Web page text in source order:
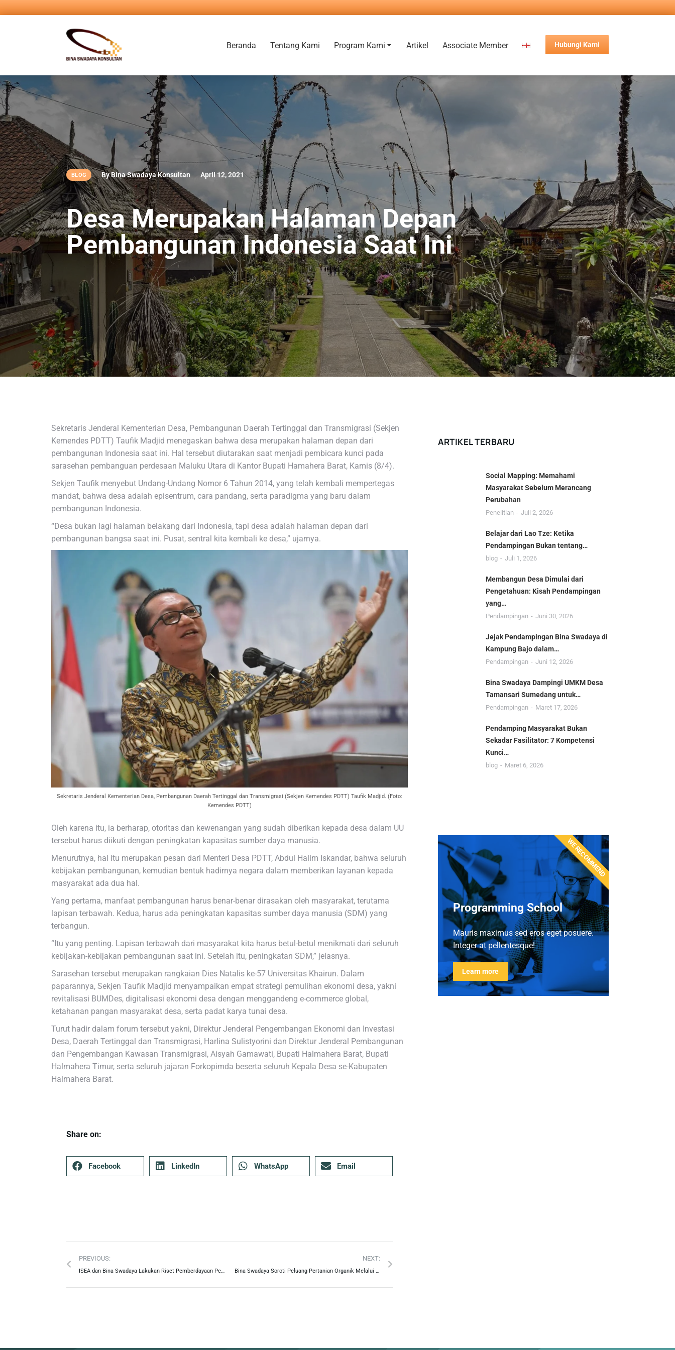
Beranda Tentang Kami Program Kami Artikel Associate Member Hubungi Kami
BLOG By Bina Swadaya Konsultan April 12, 2021
Desa Merupakan Halaman Depan
Pembangunan Indonesia Saat Ini
Sekretaris Jenderal Kementerian Desa, Pembangunan Daerah Tertinggal dan Transmigrasi (Sekjen
Kemendes PDTT) Taufik Madjid menegaskan bahwa desa merupakan halaman depan dari
pembangunan Indonesia saat ini. Hal tersebut diutarakan saat menjadi pembicara kunci pada
sarasehan pembanguan perdesaan Maluku Utara di Kantor Bupati Hamahera Barat, Kamis (8/4).
Sekjen Taufik menyebut Undang-Undang Nomor 6 Tahun 2014, yang telah kembali mempertegas
mandat, bahwa desa adalah episentrum, cara pandang, serta paradigma yang baru dalam
pembangunan Indonesia.
“Desa bukan lagi halaman belakang dari Indonesia, tapi desa adalah halaman depan dari
pembangunan bangsa saat ini. Pusat, sentral kita kembali ke desa,” ujarnya.
Sekretaris Jenderal Kementerian Desa, Pembangunan Daerah Tertinggal dan Transmigrasi (Sekjen Kemendes PDTT) Taufik Madjid. (Foto:
Kemendes PDTT)
Oleh karena itu, ia berharap, otoritas dan kewenangan yang sudah diberikan kepada desa dalam UU
tersebut harus diikuti dengan peningkatan kapasitas sumber daya manusia.
Menurutnya, hal itu merupakan pesan dari Menteri Desa PDTT, Abdul Halim Iskandar, bahwa seluruh
kebijakan pembangunan, kemudian bentuk hadirnya negara dalam memberikan layanan kepada
masyarakat ada dua hal.
Yang pertama, manfaat pembangunan harus benar-benar dirasakan oleh masyarakat, terutama
lapisan terbawah. Kedua, harus ada peningkatan kapasitas sumber daya manusia (SDM) yang
terbangun.
“Itu yang penting. Lapisan terbawah dari masyarakat kita harus betul-betul menikmati dari seluruh
kebijakan-kebijakan pembangunan saat ini. Setelah itu, peningkatan SDM,” jelasnya.
Sarasehan tersebut merupakan rangkaian Dies Natalis ke-57 Universitas Khairun. Dalam
paparannya, Sekjen Taufik Madjid menyampaikan empat strategi pemulihan ekonomi desa, yakni
revitalisasi BUMDes, digitalisasi ekonomi desa dengan menggandeng e-commerce global,
ketahanan pangan masyarakat desa, serta padat karya tunai desa.
Turut hadir dalam forum tersebut yakni, Direktur Jenderal Pengembangan Ekonomi dan Investasi
Desa, Daerah Tertinggal dan Transmigrasi, Harlina Sulistyorini dan Direktur Jenderal Pembangunan
dan Pengembangan Kawasan Transmigrasi, Aisyah Gamawati, Bupati Halmahera Barat, Bupati
Halmahera Timur, serta seluruh jajaran Forkopimda beserta seluruh Kepala Desa se-Kabupaten
Halmahera Barat.
Share on:
Facebook LinkedIn WhatsApp Email
PREVIOUS:
ISEA dan Bina Swadaya Lakukan Riset Pemberdayaan Perempuan pada Rantai Nilai Pertanian
NEXT:
Bina Swadaya Soroti Peluang Pertanian Organik Melalui Kisah Inspiratif Pejuang Pertanian Organik
ARTIKEL TERBARU
Social Mapping: Memahami
Masyarakat Sebelum Merancang
Perubahan
Penelitian Juli 2, 2026
Belajar dari Lao Tze: Ketika
Pendampingan Bukan tentang…
blog Juli 1, 2026
Membangun Desa Dimulai dari
Pengetahuan: Kisah Pendampingan
yang…
Pendampingan Juni 30, 2026
Jejak Pendampingan Bina Swadaya di
Kampung Bajo dalam…
Pendampingan Juni 12, 2026
Bina Swadaya Dampingi UMKM Desa
Tamansari Sumedang untuk…
Pendampingan Maret 17, 2026
Pendamping Masyarakat Bukan
Sekadar Fasilitator: 7 Kompetensi
Kunci…
blog Maret 6, 2026
Programming School
Mauris maximus sed eros eget posuere.
Integer at pellentesque!
Learn more
WE RECOMMEND